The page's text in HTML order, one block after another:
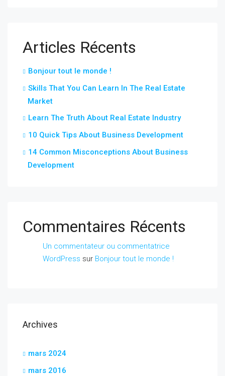
Articles Récents
Bonjour tout le monde !
Skills That You Can Learn In The Real Estate
Market
Learn The Truth About Real Estate Industry
10 Quick Tips About Business Development
14 Common Misconceptions About Business
Development
Commentaires Récents
Un commentateur ou commentatrice
WordPress sur Bonjour tout le monde !
Archives
mars 2024
mars 2016